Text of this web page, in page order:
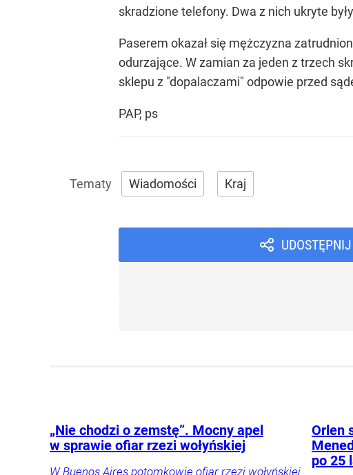
skradzione telefony. Dwa z nich ukryte
Paserem okazał się mężczyzna
odurzające. W zamian za jeden z trzech
sklepu z "dopalaczami" odpowie przed
PAP, ps
Wiadomości Kraj
UDOSTĘPNIJ
„Nie chodzi o zemstę”. Mocny apel
w sprawie ofiar rzezi wołyńskiej
W Buenos Aires potomkowie ofiar rzezi wołyńskiej
Orlen
po 25